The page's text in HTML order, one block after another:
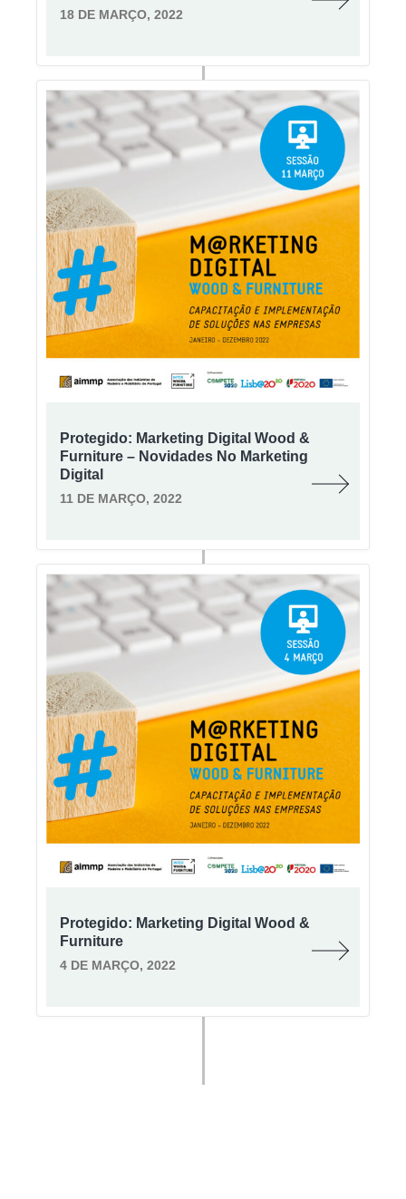
18 DE MARÇO, 2022
Protegido: Marketing Digital Wood &
Furniture – Novidades No Marketing
Digital
11 DE MARÇO, 2022
Protegido: Marketing Digital Wood &
Furniture
4 DE MARÇO, 2022